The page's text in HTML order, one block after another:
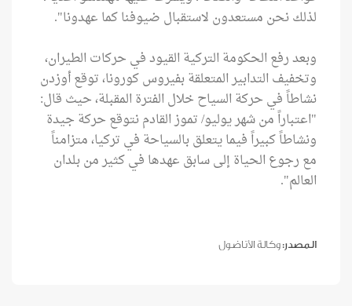
لذلك نحن مستعدون لاستقبال ضيوفنا كما عهدونا".
وبعد رفع الحكومة التركية القيود في حركات الطيران،
وتخفيف التدابير المتعلقة بفيروس كورونا، توقع أوزدن
نشاطاً في حركة السياح خلال الفترة المقبلة، حيث قال:
"اعتباراً من شهر يوليو/ تموز القادم نتوقع حركة جيدة
ونشاطاً كبيراً فيما يتعلق بالسياحة في تركيا، متزامناً
مع رجوع الحياة إلى سابق عهدها في كثير من بلدان
العالم".
المصدر: وكالة الأناضول